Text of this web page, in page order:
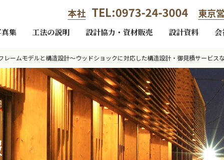
本社 TEL:0973-24-3004 東京
集 工法の説明 設計協力・資材販売 設計資料 会
レームモデルと構造設計～ウッドショックに対応した構造設計・御見積サービス